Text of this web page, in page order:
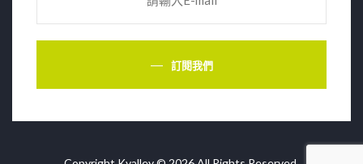
訂閱我們